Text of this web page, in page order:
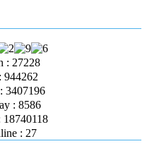
: 27228
944262
3407196
: 8586
: 27